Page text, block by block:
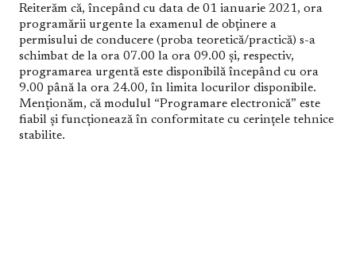
Reiterăm că, începând cu data de 01 ianuarie 2021, ora
programării urgente la examenul de obținere a
permisului de conducere (proba teoretică/practică) s-a
schimbat de la ora 07.00 la ora 09.00 și, respectiv,
programarea urgentă este disponibilă începând cu ora
9.00 până la ora 24.00, în limita locurilor disponibile.
Menționăm, că modulul “Programare electronică” este
fiabil şi funcționează în conformitate cu cerințele tehnice
stabilite.